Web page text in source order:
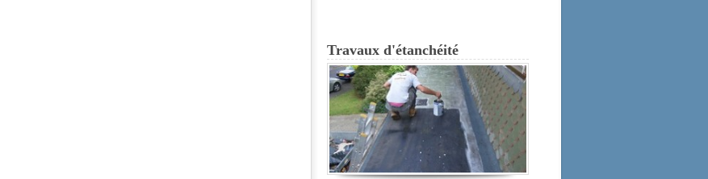
Travaux d'étanchéité